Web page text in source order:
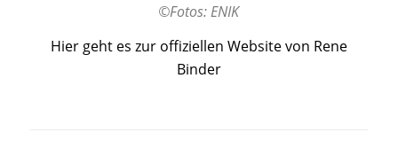
©Fotos: ENIK
Hier geht es zur offiziellen Website von Rene
Binder